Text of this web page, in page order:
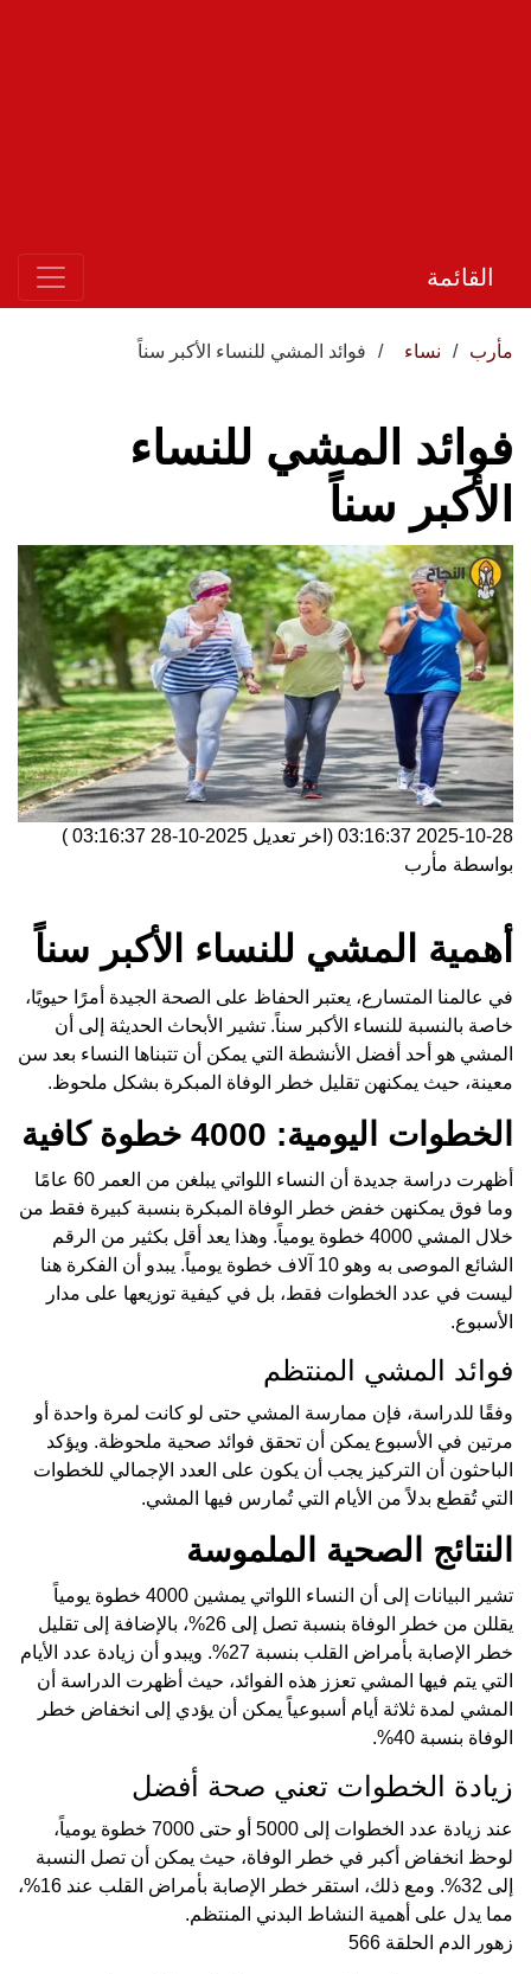
القائمة
مأرب نساء فوائد المشي للنساء الأكبر سناً
فوائد المشي للنساء
الأكبر سناً
2025-10-28 03:16:37 (اخر تعديل 2025-10-28 03:16:37
)
بواسطة مأرب
أهمية المشي للنساء الأكبر سناً
في عالمنا المتسارع، يعتبر الحفاظ على الصحة الجيدة أمرًا حيويًا،
خاصة بالنسبة للنساء الأكبر سناً. تشير الأبحاث الحديثة إلى أن
المشي هو أحد أفضل الأنشطة التي يمكن أن تتبناها النساء بعد سن
معينة، حيث يمكنهن تقليل خطر الوفاة المبكرة بشكل ملحوظ.
الخطوات اليومية: 4000 خطوة كافية
أظهرت دراسة جديدة أن النساء اللواتي يبلغن من العمر 60 عامًا
وما فوق يمكنهن خفض خطر الوفاة المبكرة بنسبة كبيرة فقط من
خلال المشي 4000 خطوة يومياً. وهذا يعد أقل بكثير من الرقم
الشائع الموصى به وهو 10 آلاف خطوة يومياً. يبدو أن الفكرة هنا
ليست في عدد الخطوات فقط، بل في كيفية توزيعها على مدار
الأسبوع.
فوائد المشي المنتظم
وفقًا للدراسة، فإن ممارسة المشي حتى لو كانت لمرة واحدة أو
مرتين في الأسبوع يمكن أن تحقق فوائد صحية ملحوظة. ويؤكد
الباحثون أن التركيز يجب أن يكون على العدد الإجمالي للخطوات
التي تُقطع بدلاً من الأيام التي تُمارس فيها المشي.
النتائج الصحية الملموسة
تشير البيانات إلى أن النساء اللواتي يمشين 4000 خطوة يومياً
يقللن من خطر الوفاة بنسبة تصل إلى 26%، بالإضافة إلى تقليل
خطر الإصابة بأمراض القلب بنسبة 27%. ويبدو أن زيادة عدد الأيام
التي يتم فيها المشي تعزز هذه الفوائد، حيث أظهرت الدراسة أن
المشي لمدة ثلاثة أيام أسبوعياً يمكن أن يؤدي إلى انخفاض خطر
الوفاة بنسبة 40%.
زيادة الخطوات تعني صحة أفضل
عند زيادة عدد الخطوات إلى 5000 أو حتى 7000 خطوة يومياً،
لوحظ انخفاض أكبر في خطر الوفاة، حيث يمكن أن تصل النسبة
إلى 32%. ومع ذلك، استقر خطر الإصابة بأمراض القلب عند 16%،
مما يدل على أهمية النشاط البدني المنتظم.
زهور الدم الحلقة 566